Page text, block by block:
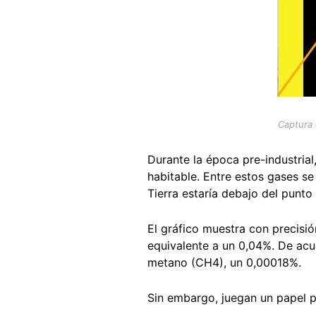
Durante la época pre-
habitable. Entre estos gases
Tierra estaría debajo del
El gráfico muestra con
equivalente a un 0,04%. De
metano (CH4), un 0,00018%.
Sin embargo, juegan un papel